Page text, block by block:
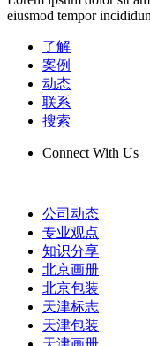
eiusmod tempor
了解
案例
动态
联系
搜索
Connect With Us
公司动态
专业观点
知识分享
北京画册
北京包装
天津标志
天津包装